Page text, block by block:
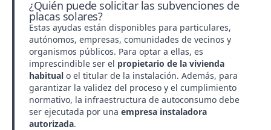
¿Quién puede solicitar las subvenciones de
placas solares?
Estas ayudas están disponibles para particulares,
autónomos, empresas, comunidades de vecinos y
organismos públicos. Para optar a ellas, es
imprescindible ser el propietario de la vivienda
habitual o el titular de la instalación. Además, para
garantizar la validez del proceso y el cumplimiento
normativo, la infraestructura de autoconsumo debe
ser ejecutada por una empresa instaladora
autorizada.